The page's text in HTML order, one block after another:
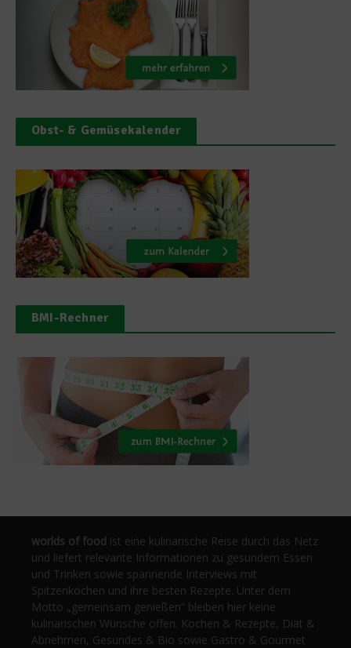
Obst- & Gemüsekalender
BMI-Rechner
worlds of food ist eine kulinarische Reise durch das Netz
und liefert relevante Informationen zu gesundem Essen
und Trinken sowie spannende Interviews mit
Spitzenköchen und ihre besten Rezepte. Unter dem
Motto „gemeinsam genießen“ bleiben hier keine
kulinarischen Wünsche offen. Kochen & Rezepte, Diät &
Abnehmen, Gesundes & Bio sowie Gastro & Gourmet